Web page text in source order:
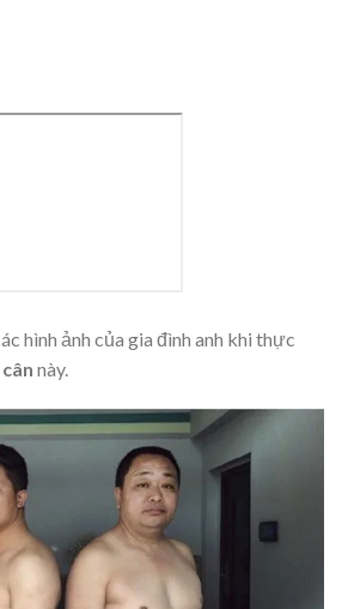
hình ảnh của gia đình anh khi thực
này.